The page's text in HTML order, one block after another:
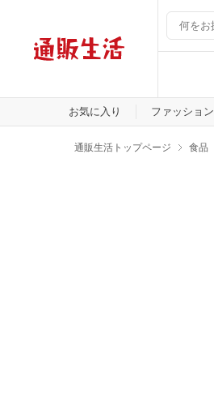
バ
ル
メ
お気に入り ファッション
通販生活トップページ 食品